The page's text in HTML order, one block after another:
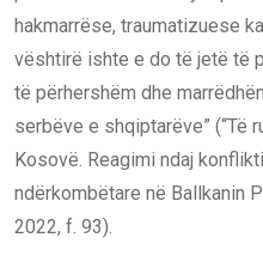
hakmarrëse, traumatizuese
vështirë ishte e do të jetë të
të përhershëm dhe
serbëve e shqiptarëve” (“Të
Kosovë. Reagimi ndaj
ndërkombëtare në Ballkanin
2022, f. 93).